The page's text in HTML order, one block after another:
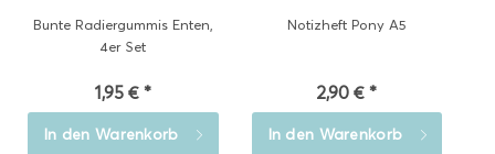
Bunte Radiergummis Enten,
4er Set
1,95 € *
In den Warenkorb
Notizheft Pony A5
2,90 € *
In den Warenkorb